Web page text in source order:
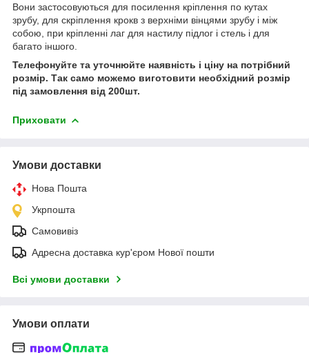
Вони застосовуються для посилення кріплення по кутах
зрубу, для скріплення крокв з верхніми вінцями зрубу і між
собою, при кріпленні лаг для настилу підлог і стель і для
багато іншого.
Телефонуйте та уточнюйте наявність і ціну на потрібний
розмір. Так само можемо виготовити необхідний розмір
під замовлення від 200шт.
Приховати
Умови доставки
Нова Пошта
Укрпошта
Самовивіз
Адресна доставка кур'єром Нової пошти
Всі умови доставки
Умови оплати